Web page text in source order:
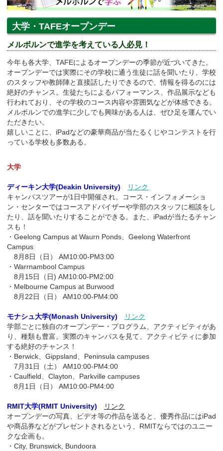
大学・TAFEオープンデー
メルボルンで進学を考えている人必見！
今年も各大学、TAFEによるオープンデーの季節が近づいてきた。
オープンデーでは実際にその学校に通う生徒に話を聞いたり、学校
のスタッフや教師陣と直接話したりできるので、情報を得るのには
絶好のチャンス。生徒たちによるパフォーマンス、作品展示なども
行われており、その学校のコース内容や雰囲気などが体感できる。
メルボルンでの進学に少しでも興味がある人は、ぜひ足を運んでい
ただきたい。
嬉しいことに、iPadなどの豪華商品が当たるくじやコンテストを行
っている学校も多数ある。
大学
ディーキン大学(Deakin University)
リンク
キャンパスツアーが1日中開催され、コース・インフォメーショ
ン・センターではコースアドバイザーや学部のスタッフに相談をし
たり、話を聞いたりすることができる。また、iPadが当たるチャン
スも！
・Geelong Campus at Waurn Ponds、Geelong Waterfront
Campus
8月8日（日） AM10:00-PM3:00
・Warrnambool Campus
8月15日（日) AM10:00-PM2:00
・Melbourne Campus at Burwood
8月22日（日） AM10:00-PM4:00
モナシュ大学(Monash University)
リンク
学部ごとに独自のオープンデー・プログラム、アクティビティがあ
り、種類も豊富。実際のキャンパスを見て、アクティビティに参加
する絶好のチャンス！
・Berwick、Gippsland、Peninsula campuses
7月31日（土） AM10:00-PM4:00
・Caulfield、Clayton、Parkville campuses
8月1日（日） AM10:00-PM4:00
RMIT大学(RMIT University)
リンク
オープンデーの写真、ビデオ等の作品を送ると、優秀作品にはiPad
や商品券などがプレゼントされるという、RMITならではのユニー
クな企画も。
・City, Brunswick, Bundoora